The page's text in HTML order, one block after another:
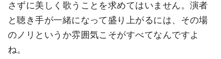
さずに美しく歌うことを求めてはいません。演者
と聴き手が一緒になって盛り上がるには、その場
のノリというか雰囲気こそがすべてなんですよ
ね。